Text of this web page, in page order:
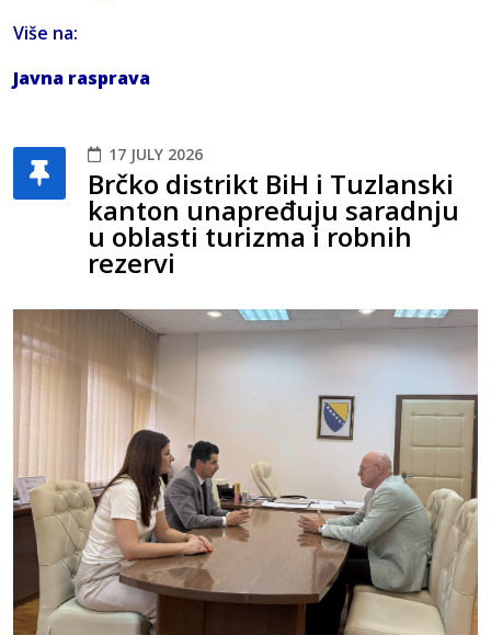
Više na:
Javna rasprava
17 JULY 2026
Brčko distrikt BiH i Tuzlanski
kanton unapređuju saradnju
u oblasti turizma i robnih
rezervi